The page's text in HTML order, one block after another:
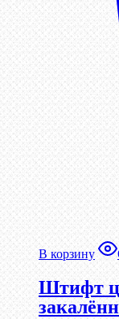
В корзину
Штифт